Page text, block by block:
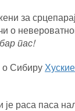
за
о
пас!
о Сибиру